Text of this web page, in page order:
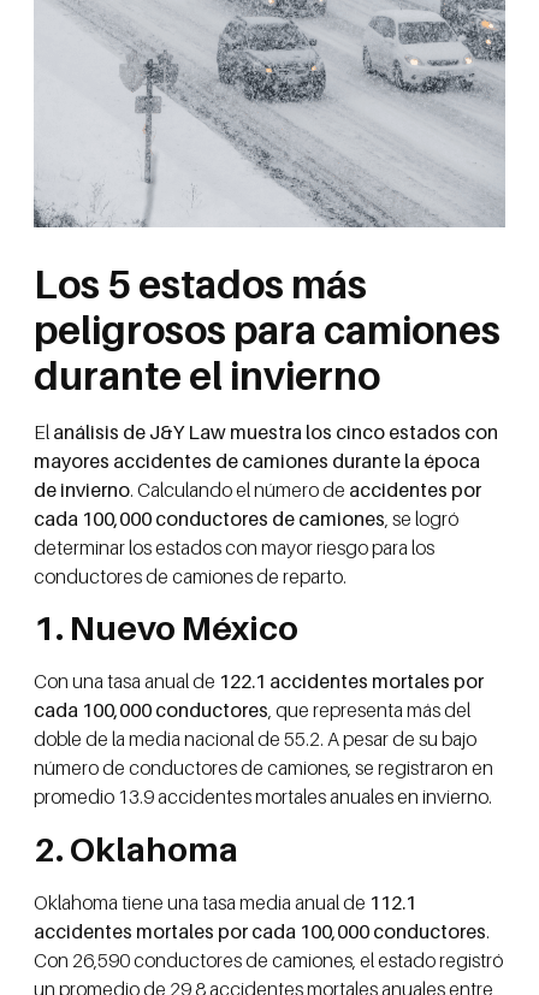
Los 5 estados más
peligrosos para camiones
durante el invierno
El análisis de J&Y Law muestra los cinco estados con
mayores accidentes de camiones durante la época
de invierno. Calculando el número de accidentes por
cada 100,000 conductores de camiones, se logró
determinar los estados con mayor riesgo para los
conductores de camiones de reparto.
1. Nuevo México
Con una tasa anual de 122.1 accidentes mortales por
cada 100,000 conductores, que representa más del
doble de la media nacional de 55.2. A pesar de su bajo
número de conductores de camiones, se registraron en
promedio 13.9 accidentes mortales anuales en invierno.
2. Oklahoma
Oklahoma tiene una tasa media anual de 112.1
accidentes mortales por cada 100,000 conductores.
Con 26,590 conductores de camiones, el estado registró
un promedio de 29,8 accidentes mortales anuales entre